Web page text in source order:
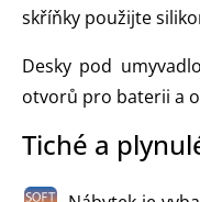
skříňky použijte
Desky pod
otvorů pro baterii a
Tiché a